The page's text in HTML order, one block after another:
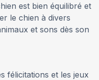
est bien équilibré et
le chien à divers
et sons dès son
félicitations et les jeux